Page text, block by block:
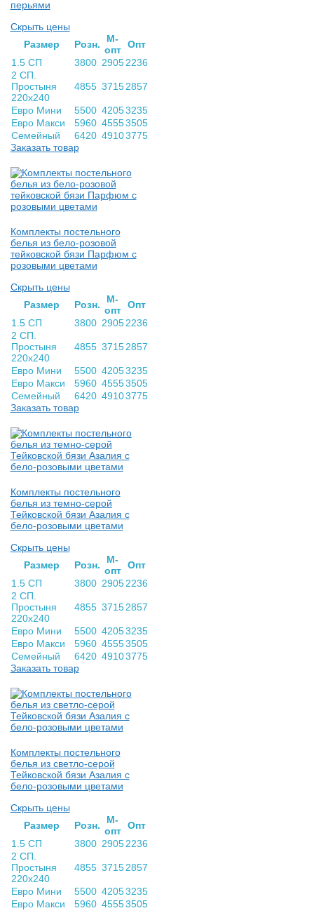
перьями
Скрыть цены
Раз­мер
Розн.
М-
опт Опт
1.5 СП
3800 2905 2236
2 СП.
Простыня
220х240
4855 3715 2857
Евро Мини 5500 42053235
Евро Макси
5960 45553505
Семейный
6420 49103775
Заказать товар
Комплекты постельного
белья из бело-розовой
тейковской бязи Парфюм с
розовыми цветами
Скрыть цены
Раз­мер
Розн.
М-
опт Опт
1.5 СП
3800 2905 2236
2 СП.
Простыня
220х240
4855 3715 2857
Евро Мини 5500 42053235
Евро Макси
5960 45553505
Семейный
6420 49103775
Заказать товар
Комплекты постельного
белья из темно-серой
Тейковской бязи Азалия с
бело-розовыми цветами
Скрыть цены
Раз­мер
Розн.
М-
опт Опт
1.5 СП
3800 2905 2236
2 СП.
Простыня
220х240
4855 3715 2857
Евро Мини 5500 42053235
Евро Макси
5960 45553505
Семейный
6420 49103775
Заказать товар
Комплекты постельного
белья из светло-серой
Тейковской бязи Азалия с
бело-розовыми цветами
Скрыть цены
Раз­мер
Розн.
М-
опт Опт
1.5 СП
3800 2905 2236
2 СП.
Простыня
220х240
4855 3715 2857
Евро Мини 5500 42053235
Евро Макси
5960 45553505